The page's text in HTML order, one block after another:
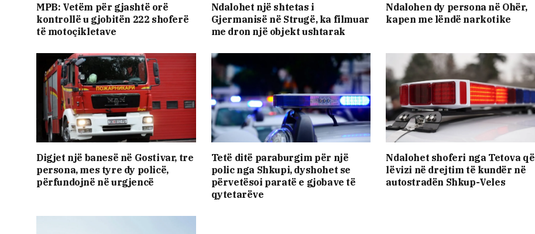
MPB: Vetëm për gjashtë orë
kontrollë u gjobitën 222 shoferë
të motoçikletave
Ndalohet një shtetas i
Gjermanisë në Strugë, ka filmuar
me dron një objekt ushtarak
Ndalohen dy persona në Ohër,
kapen me lëndë narkotike
Digjet një banesë në Gostivar, tre
persona, mes tyre dy policë,
përfundojnë në urgjencë
Tetë ditë paraburgim për një
polic nga Shkupi, dyshohet se
përvetësoi paratë e gjobave të
qytetarëve
Ndalohet shoferi nga Tetova që
lëvizi në drejtim të kundër në
autostradën Shkup-Veles